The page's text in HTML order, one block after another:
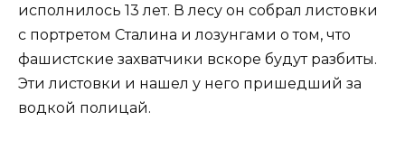
исполнилось 13 лет. В лесу он собрал листовки
с портретом Сталина и лозунгами о том, что
фашистские захватчики вскоре будут разбиты.
Эти листовки и нашел у него пришедший за
водкой полицай.